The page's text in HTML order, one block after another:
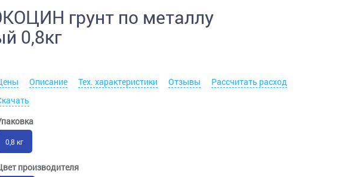
грунт по металлу
0,8кг
Описание Тех. характеристики Отзывы
Рассчитать расход
0,8 кг
производителя